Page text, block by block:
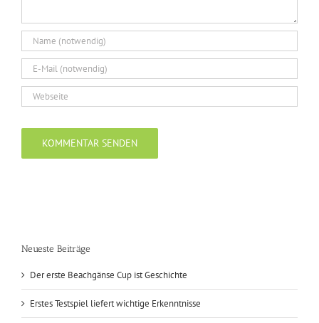
Neueste Beiträge
Der erste Beachgänse Cup ist Geschichte
Erstes Testspiel liefert wichtige Erkenntnisse